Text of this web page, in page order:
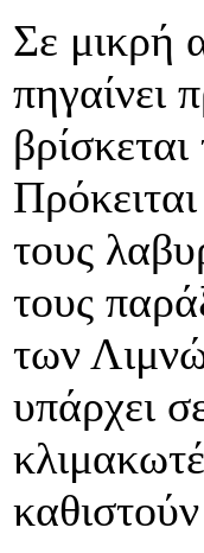
Σε μικρή
πηγαίνει
τους
τους
των
υπάρχει